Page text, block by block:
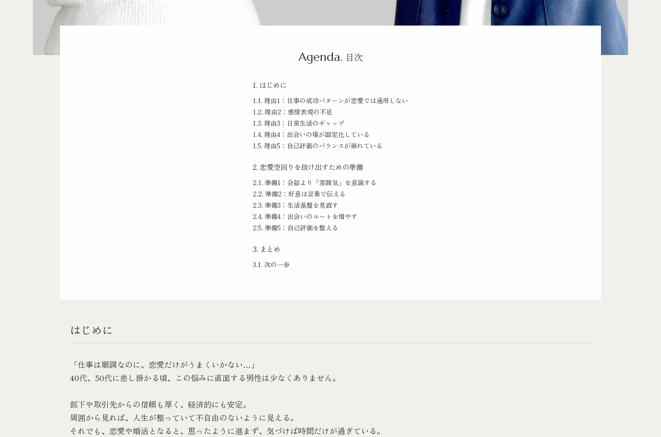
Agenda. 目次
はじめに
理由1：仕事の成功パターンが恋愛では通用しない
理由2：感情表現の不足
理由3：日常生活のギャップ
理由4：出会いの場が固定化している
理由5：自己評価のバランスが崩れている
恋愛空回りを抜け出すための準備
準備1：会話より「雰囲気」を意識する
準備2：好意は言葉で伝える
準備3：生活基盤を見直す
準備4：出会いのルートを増やす
準備5：自己評価を整える
まとめ
次の一歩
はじめに
「仕事は順調なのに、恋愛だけがうまくいかない…」
40代、50代に差し掛かる頃、この悩みに直面する男性は少なくありません。
部下や取引先からの信頼も厚く、経済的にも安定。
周囲から見れば、人生が整っていて不自由のないように見える。
それでも、恋愛や婚活となると、思ったように進まず、気づけば時間だけが過ぎている。